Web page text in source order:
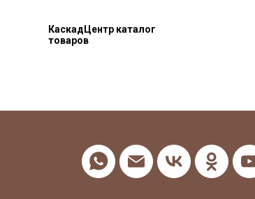
КаскадЦентр каталог
товаров